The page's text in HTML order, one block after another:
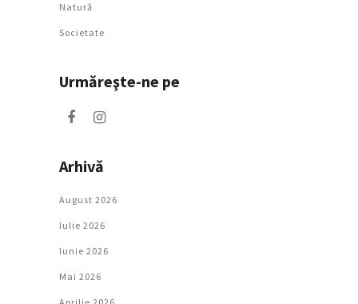
Natură
Societate
Urmăreşte-ne pe
Arhivă
August 2026
Iulie 2026
Iunie 2026
Mai 2026